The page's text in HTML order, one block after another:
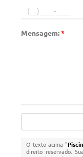
Mensagem:*
O texto acima "
direito reservado.